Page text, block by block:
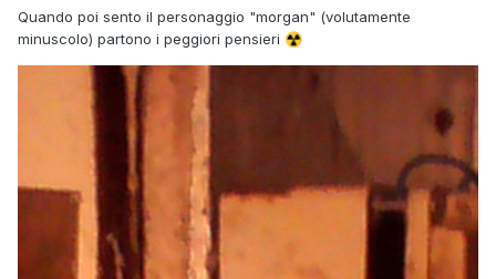
Quando poi sento il personaggio "morgan" (volutamente
minuscolo) partono i peggiori pensieri ☢️